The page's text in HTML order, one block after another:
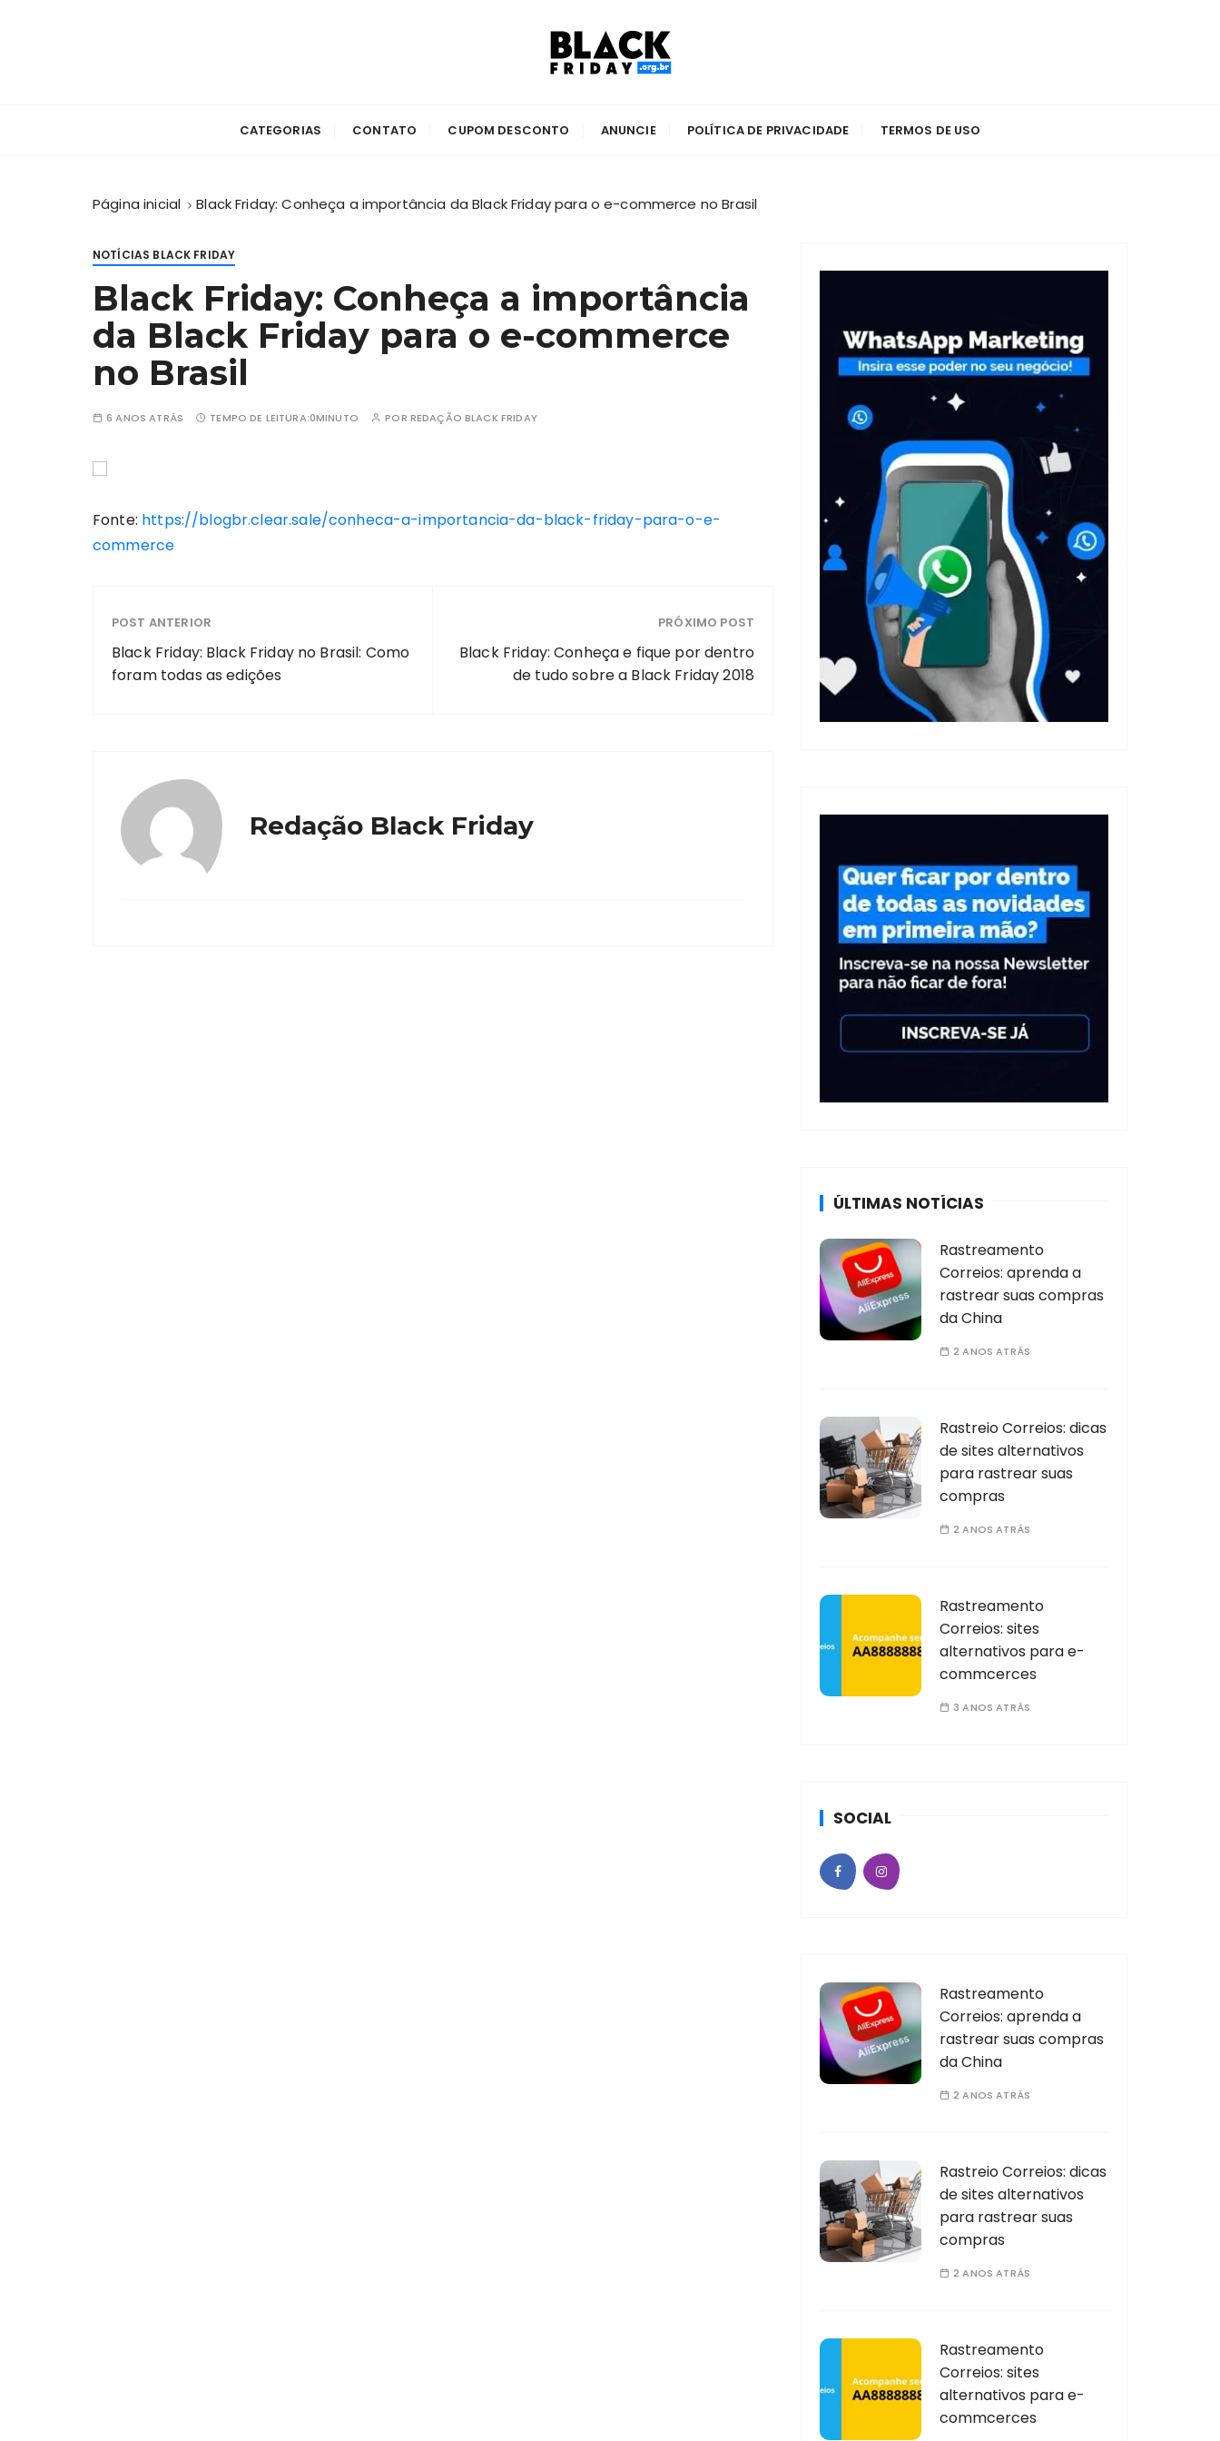
Black Friday 2025
CATEGORIAS CONTATO CUPOM DESCONTO ANUNCIE POLÍTICA DE PRIVACIDADE TERMOS DE USO
Página inicial Black Friday: Conheça a importância da Black Friday para o e-commerce no Brasil
NOTÍCIAS BLACK FRIDAY
Black Friday: Conheça a importância
da Black Friday para o e-commerce
no Brasil
6 ANOS ATRÁS TEMPO DE LEITURA:0MINUTO POR REDAÇÃO BLACK FRIDAY
Fonte: https://blogbr.clear.sale/conheca-a-importancia-da-black-friday-para-o-e-
commerce
POST ANTERIOR
Black Friday: Black Friday no Brasil: Como
foram todas as edições
PRÓXIMO POST
Black Friday: Conheça e fique por dentro
de tudo sobre a Black Friday 2018
Redação Black Friday
ÚLTIMAS NOTÍCIAS
Rastreamento
Correios: aprenda a
rastrear suas compras
da China
2 ANOS ATRÁS
Rastreio Correios: dicas
de sites alternativos
para rastrear suas
compras
2 ANOS ATRÁS
Rastreamento
Correios: sites
alternativos para e-
commcerces
3 ANOS ATRÁS
SOCIAL
Rastreamento
Correios: aprenda a
rastrear suas compras
da China
2 ANOS ATRÁS
Rastreio Correios: dicas
de sites alternativos
para rastrear suas
compras
2 ANOS ATRÁS
Rastreamento
Correios: sites
alternativos para e-
commcerces